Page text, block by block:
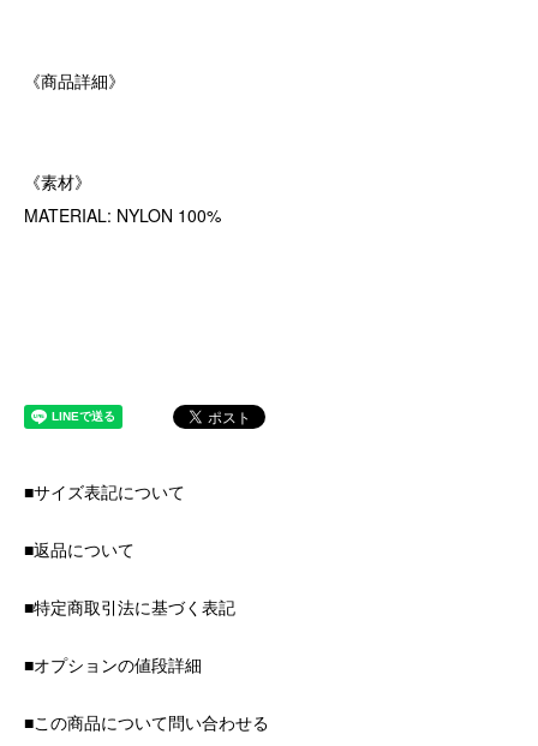
《商品詳細》
《素材》
MATERIAL: NYLON 100%
■サイズ表記について
■返品について
■特定商取引法に基づく表記
■オプションの値段詳細
■この商品について問い合わせる